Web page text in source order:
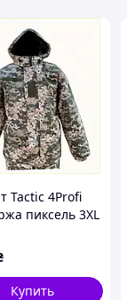
Tactic 4Profi
пиксель 3XL
Купить